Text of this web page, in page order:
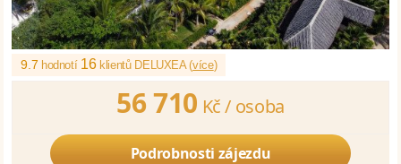
9.7 hodnotí 16klientů DELUXEA (více)
56 710 Kč / osoba
Podrobnosti zájezdu